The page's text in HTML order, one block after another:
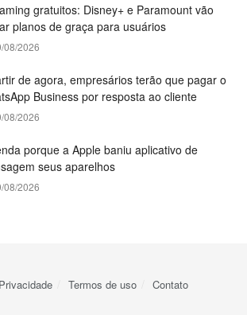
gratuitos: Disney+ e Paramount vão
planos de graça para usuários
08/2026
de agora, empresários terão que pagar o
Business por resposta ao cliente
08/2026
porque a Apple baniu aplicativo de
seus aparelhos
08/2026
Termos de uso Contato